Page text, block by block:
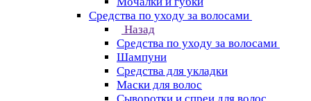
Средства по уходу за волосами
Назад
Средства по уходу за волосами
Шампуни
Средства для укладки
Маски для волос